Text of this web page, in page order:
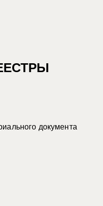
документа